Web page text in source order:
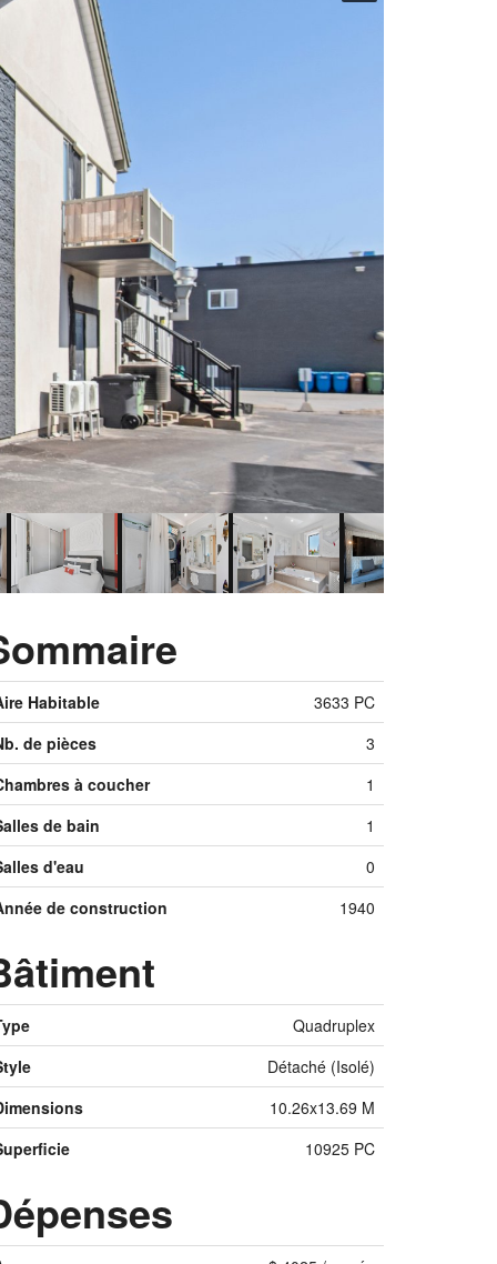
Habitable
3633 PC
de pièces
3
à coucher
1
de bain
1
d'eau
0
de construction
1940
Quadruplex
Détaché (Isolé)
10.26x13.69 M
10925 PC